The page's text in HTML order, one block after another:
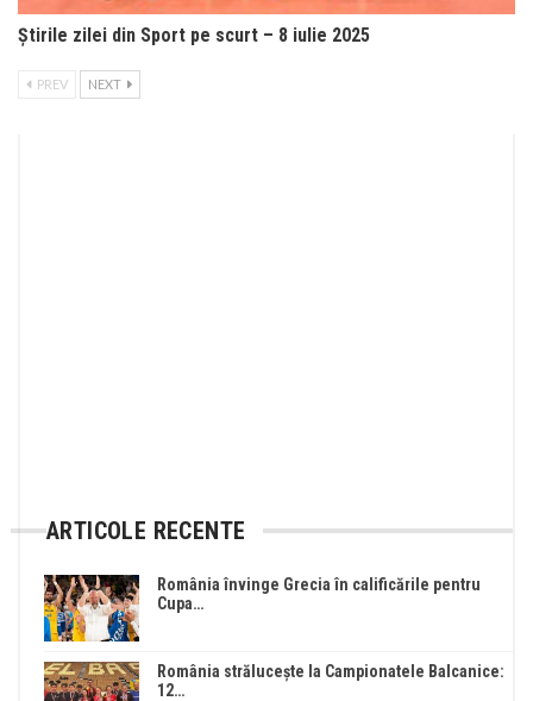
Știrile zilei din Sport pe scurt – 8 iulie 2025
PREV NEXT
ARTICOLE RECENTE
România învinge Grecia în calificările pentru
Cupa…
România strălucește la Campionatele Balcanice:
12…